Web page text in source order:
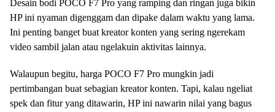
Desain bodi POCO F7 Pro yang ramping dan ringan juga bikin
HP ini nyaman digenggam dan dipake dalam waktu yang lama.
Ini penting banget buat kreator konten yang sering ngerekam
video sambil jalan atau ngelakuin aktivitas lainnya.
Walaupun begitu, harga POCO F7 Pro mungkin jadi
pertimbangan buat sebagian kreator konten. Tapi, kalau ngeliat
spek dan fitur yang ditawarin, HP ini nawarin nilai yang bagus